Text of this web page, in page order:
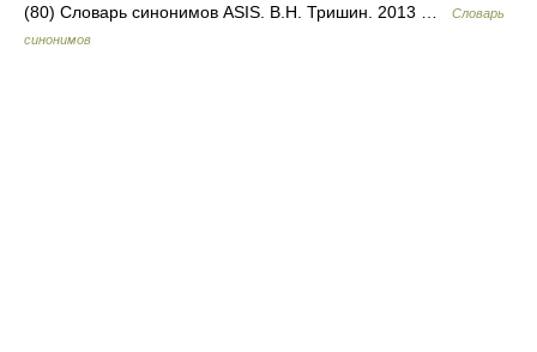
(80) Словарь синонимов ASIS. В.Н. Тришин. 2013 …
Словарь
синонимов